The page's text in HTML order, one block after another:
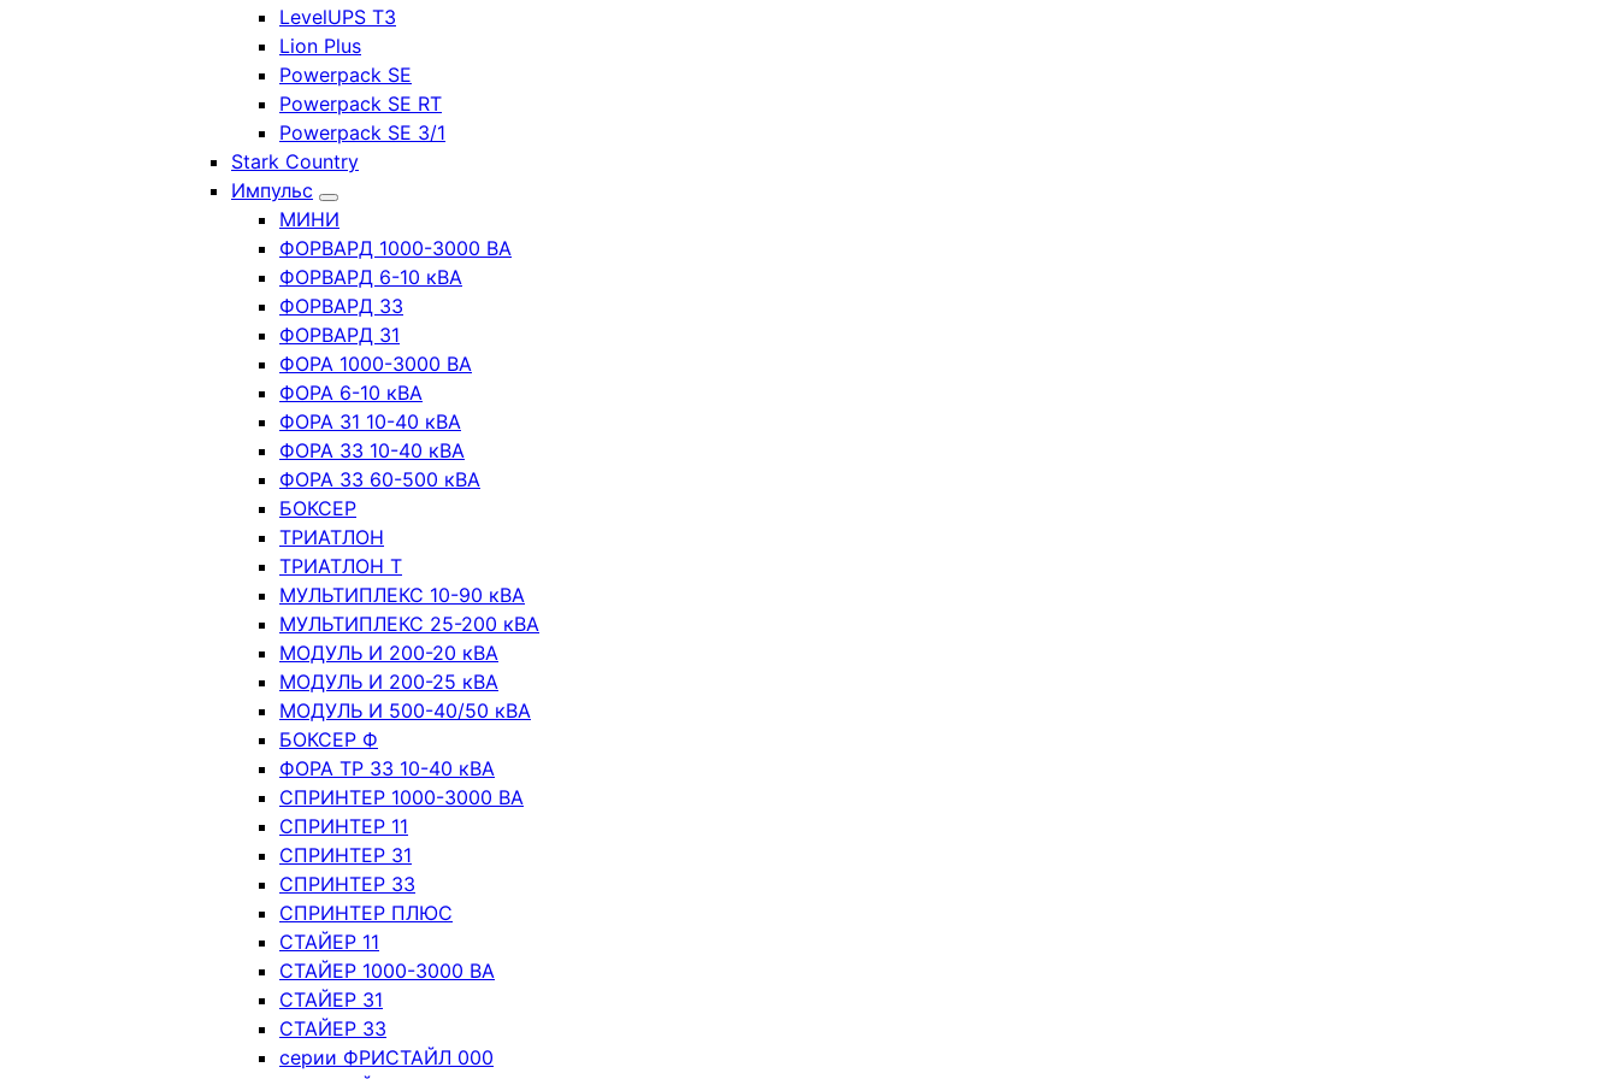
LevelUPS T3
Lion Plus
Powerpack SE
Powerpack SE RT
Powerpack SE 3/1
Stark Country
Импульс
МИНИ
ФОРВАРД 1000-3000 ВА
ФОРВАРД 6-10 кВА
ФОРВАРД 33
ФОРВАРД 31
ФОРА 1000-3000 ВА
ФОРА 6-10 кВА
ФОРА 31 10-40 кВА
ФОРА 33 10-40 кВА
ФОРА 33 60-500 кВА
БОКСЕР
ТРИАТЛОН
ТРИАТЛОН Т
МУЛЬТИПЛЕКС 10-90 кВА
МУЛЬТИПЛЕКС 25-200 кВА
МОДУЛЬ И 200-20 кВА
МОДУЛЬ И 200-25 кВА
МОДУЛЬ И 500-40/50 кВА
БОКСЕР Ф
ФОРА ТР 33 10-40 кВА
СПРИНТЕР 1000-3000 ВА
СПРИНТЕР 11
СПРИНТЕР 31
СПРИНТЕР 33
СПРИНТЕР ПЛЮС
СТАЙЕР 11
СТАЙЕР 1000-3000 ВА
СТАЙЕР 31
СТАЙЕР 33
серии ФРИСТАЙЛ 000